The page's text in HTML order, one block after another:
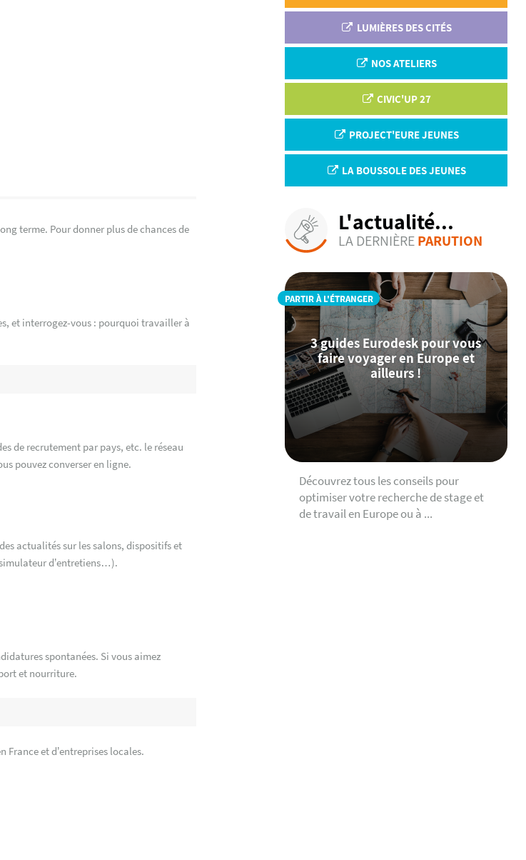
LUMIÈRES DES CITÉS
NOS ATELIERS
CIVIC'UP 27
PROJECT'EURE JEUNES
LA BOUSSOLE DES JEUNES
L'actualité...
LA DERNIÈREPARUTION
PARTIR À L'ÉTRANGER
3 guides Eurodesk pour vous
faire voyager en Europe et
ailleurs !
Découvrez tous les conseils pour
optimiser votre recherche de stage et
de travail en Europe ou à ...
terme. Pour donner plus de chances de
et interrogez-vous : pourquoi travailler à
de recrutement par pays, etc. le réseau
pouvez converser en ligne.
actualités sur les salons, dispositifs et
d’entretiens…).
spontanées. Si vous aimez
et nourriture.
France et d’entreprises locales.